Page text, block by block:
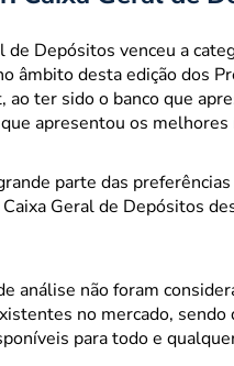
de Depósitos venceu a
âmbito desta edição dos
ao ter sido o banco que
apresentou os melhores
parte das
Caixa Geral de Depósitos
análise não foram
no mercado,
para todo e